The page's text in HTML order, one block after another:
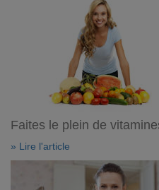
Faites le plein de
» Lire l'article